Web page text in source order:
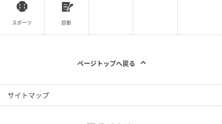
エキサイトニュース
スポーツ 診断
ページトップへ戻る
サイトマップ